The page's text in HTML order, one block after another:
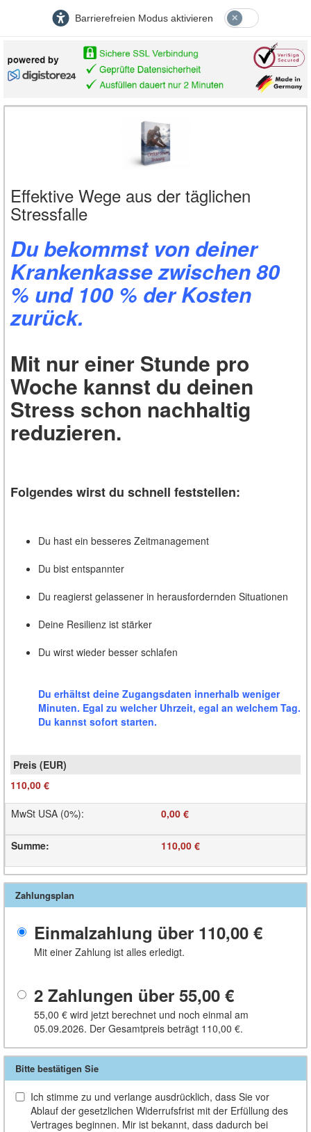
Barrierefreien Modus aktivieren
Effektive Wege aus der täglichen
Stressfalle
Du bekommst von deiner
Krankenkasse zwischen 80
% und 100 % der Kosten
zurück.
Mit nur einer Stunde pro
Woche kannst du deinen
Stress schon nachhaltig
reduzieren.
Folgendes wirst du schnell feststellen:
Du hast ein besseres Zeitmanagement
Du bist entspannter
Du reagierst gelassener in herausfordernden Situationen
Deine Resilienz ist stärker
Du wirst wieder besser schlafen
Du erhältst deine Zugangsdaten innerhalb weniger
Minuten. Egal zu welcher Uhrzeit, egal an welchem Tag.
Du kannst sofort starten.
110,00 €
MwSt USA (0%): 0,00 €
Summe: 110,00 €
Zahlungsplan
Einmalzahlung über 110,00 €
Mit einer Zahlung ist alles erledigt.
2 Zahlungen über 55,00 €
55,00 € wird jetzt berechnet und noch einmal am
05.09.2026. Der Gesamtpreis beträgt 110,00 €.
Bitte bestätigen Sie
Ich stimme zu und verlange ausdrücklich, dass Sie vor
Ablauf der gesetzlichen Widerrufsfrist mit der Erfüllung des
Vertrages beginnen. Mir ist bekannt, dass dadurch bei